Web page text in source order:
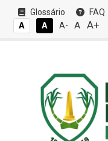
Glossário FAQ
A
A A- A A+